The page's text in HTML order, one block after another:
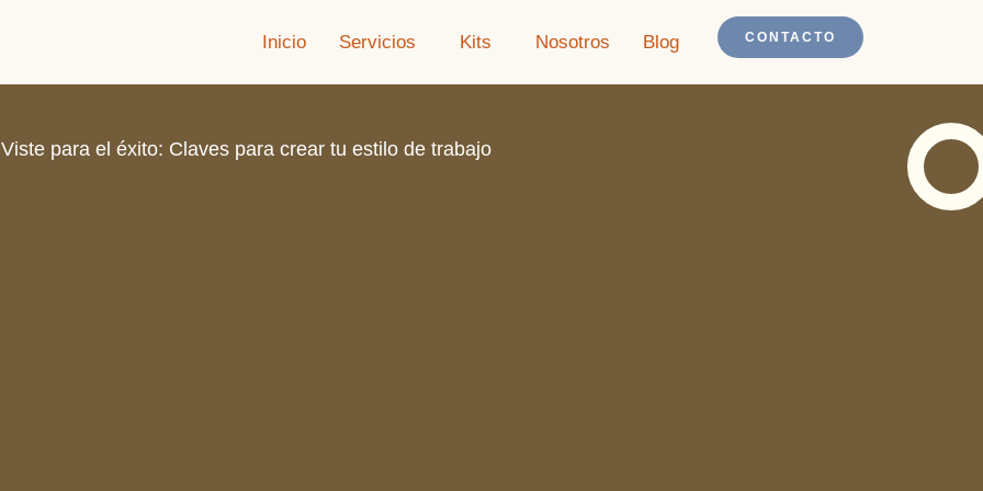
Inicio Servicios Kits Nosotros Blog CONTACTO
Viste para el éxito: Claves para crear tu estilo de trabajo